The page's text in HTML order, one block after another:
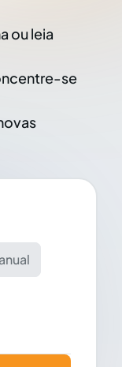
ou leia
se